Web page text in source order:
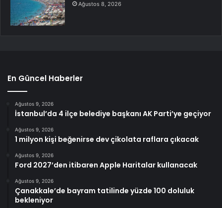
Ağustos 8, 2026
En Güncel Haberler
Ağustos 9, 2026
İstanbul’da 4 ilçe belediye başkanı AK Parti’ye geçiyor
Ağustos 9, 2026
1 milyon kişi beğenirse dev çikolata raflara çıkacak
Ağustos 9, 2026
Ford 2027’den itibaren Apple Haritalar kullanacak
Ağustos 9, 2026
Çanakkale’de bayram tatilinde yüzde 100 doluluk
bekleniyor